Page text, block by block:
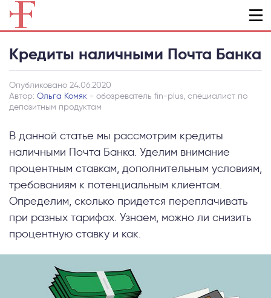
Кредиты наличными Почта Банка
Опубликовано 24.06.2020
Автор: Ольга Комяк - обозреватель fin-plus, специалист по
депозитным продуктам
В данной статье мы рассмотрим кредиты
наличными Почта Банка. Уделим внимание
процентным ставкам, дополнительным условиям,
требованиям к потенциальным клиентам.
Определим, сколько придется переплачивать
при разных тарифах. Узнаем, можно ли снизить
процентную ставку и как.